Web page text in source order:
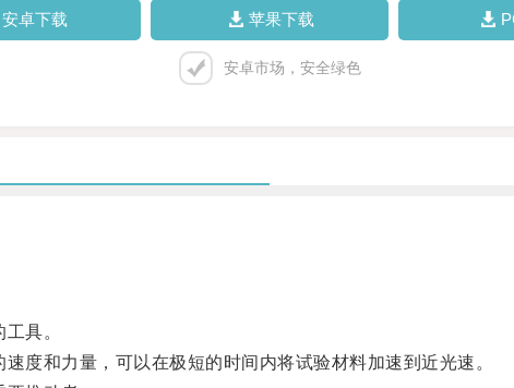
安卓下载 苹果下载
安卓市场，安全绿色
具。
和力量，可以在极短的时间内将试验材料加速到近光速。